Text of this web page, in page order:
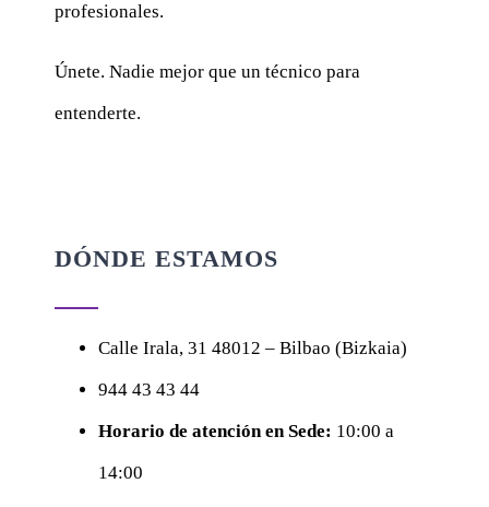
profesionales.
Únete. Nadie mejor que un técnico para
entenderte.
DÓNDE ESTAMOS
Calle Irala, 31 48012 – Bilbao (Bizkaia)
944 43 43 44
Horario de atención en Sede: 10:00 a
14:00